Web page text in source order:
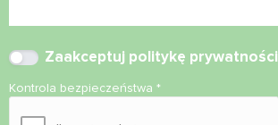
Zaakceptuj politykę prywatności
Kontrola bezpieczeństwa *